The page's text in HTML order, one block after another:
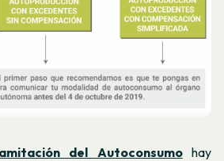
del Autoconsumohay